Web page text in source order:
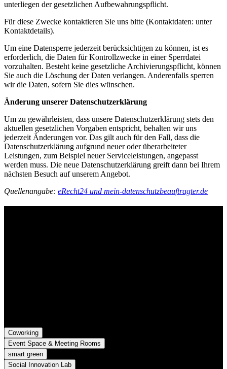
unterliegen der gesetzlichen Aufbewahrungspflicht.
Für diese Zwecke kontaktieren Sie uns bitte (Kontaktdaten: unter
Kontaktdetails).
Um eine Datensperre jederzeit berücksichtigen zu können, ist es
erforderlich, die Daten für Kontrollzwecke in einer Sperrdatei
vorzuhalten. Besteht keine gesetzliche Archivierungspflicht, können
Sie auch die Löschung der Daten verlangen. Anderenfalls sperren
wir die Daten, sofern Sie dies wünschen.
Änderung unserer Datenschutzerklärung
Um zu gewährleisten, dass unsere Datenschutzerklärung stets den
aktuellen gesetzlichen Vorgaben entspricht, behalten wir uns
jederzeit Änderungen vor. Das gilt auch für den Fall, dass die
Datenschutzerklärung aufgrund neuer oder überarbeiteter
Leistungen, zum Beispiel neuer Serviceleistungen, angepasst
werden muss. Die neue Datenschutzerklärung greift dann bei Ihrem
nächsten Besuch auf unserem Angebot.
Quellenangabe: eRecht24 und mein-datenschutzbeauftragter.de
Coworking
Event Space & Meeting Rooms
smart green
Social Innovation Lab